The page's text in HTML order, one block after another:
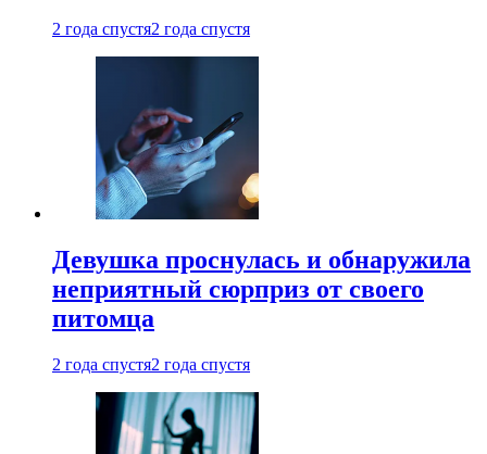
2 года спустя2 года спустя
Девушка проснулась и обнаружила
неприятный сюрприз от своего
питомца
2 года спустя2 года спустя